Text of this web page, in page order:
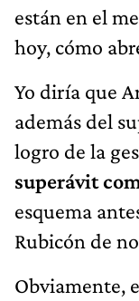
están en el
hoy, cómo
Yo diría que
además del
logro de la
superávit
esquema
Rubicón de
Obviamente,